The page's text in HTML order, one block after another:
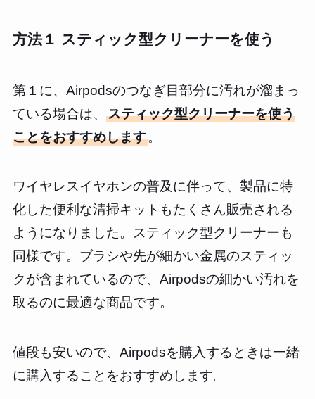
方法１ スティック型クリーナーを使う
第１に、Airpodsのつなぎ目部分に汚れが溜まっ
ている場合は、 スティック型クリーナーを使う
ことをおすすめします。
ワイヤレスイヤホンの普及に伴って、製品に特
化した便利な清掃キットもたくさん販売される
ようになりました。スティック型クリーナーも
同様です。ブラシや先が細かい金属のスティッ
クが含まれているので、Airpodsの細かい汚れを
取るのに最適な商品です。
値段も安いので、Airpodsを購入するときは一緒
に購入することをおすすめします。